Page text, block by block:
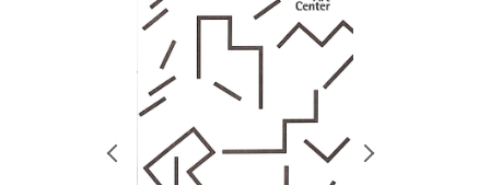
SCHOLARSHIP
コンサート